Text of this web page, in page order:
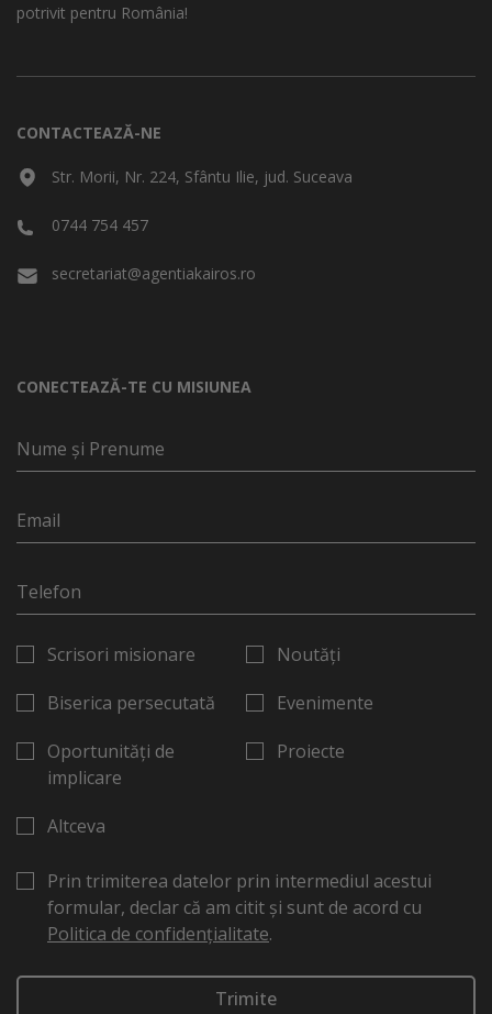
potrivit pentru România!
CONTACTEAZĂ-NE
Str. Morii, Nr. 224, Sfântu Ilie, jud. Suceava
0744 754 457
secretariat@agentiakairos.ro
CONECTEAZĂ-TE CU MISIUNEA
Scrisori misionare
Biserica persecutată
Oportunități de
implicare
Noutăți
Evenimente
Proiecte
Altceva
Prin trimiterea datelor prin intermediul acestui
formular, declar că am citit și sunt de acord cu
Politica de confidențialitate.